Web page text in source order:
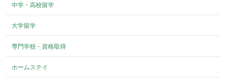
中学・高校留学
大学留学
専門学校・資格取得
ホームステイ